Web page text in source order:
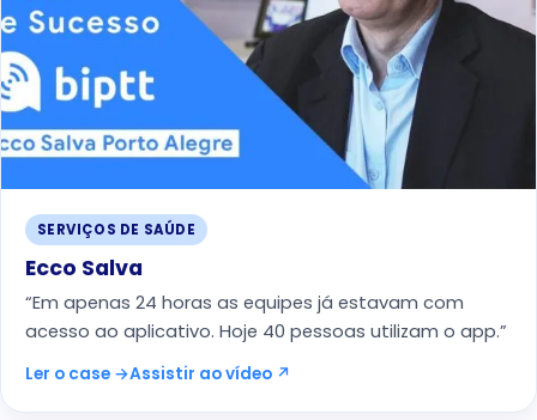
SERVIÇOS DE SAÚDE
Ecco Salva
“Em apenas 24 horas as equipes já estavam com
acesso ao aplicativo. Hoje 40 pessoas utilizam o app.”
Ler o case →Assistir ao vídeo ↗